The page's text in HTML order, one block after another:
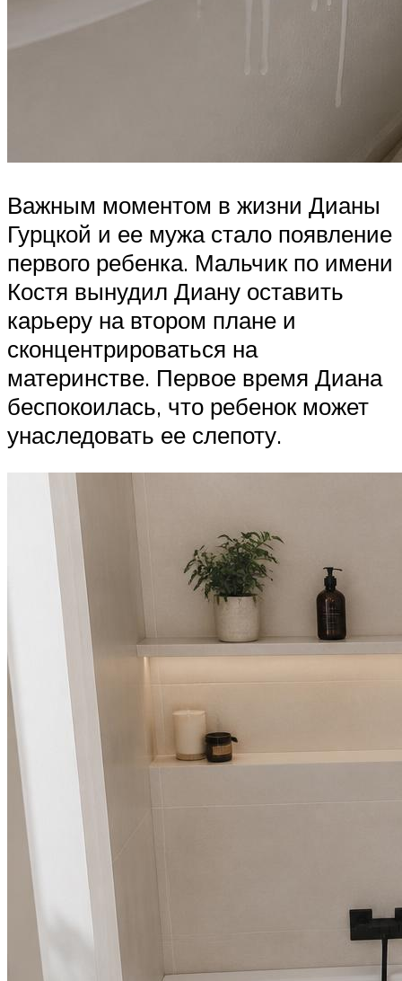
Важным моментом в жизни Дианы
Гурцкой и ее мужа стало появление
первого ребенка. Мальчик по имени
Костя вынудил Диану оставить
карьеру на втором плане и
сконцентрироваться на
материнстве. Первое время Диана
беспокоилась, что ребенок может
унаследовать ее слепоту.